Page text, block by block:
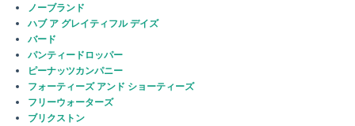
ノーブランド
ハブ ア グレイティフル デイズ
バード
パンティードロッパー
ピーナッツカンパニー
フォーティーズ アンド ショーティーズ
フリーウォーターズ
ブリクストン